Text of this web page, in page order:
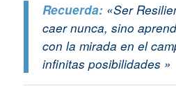
Recuerda: «Ser
caer nunca, sino
con la mirada en el
infinitas posibilidades »